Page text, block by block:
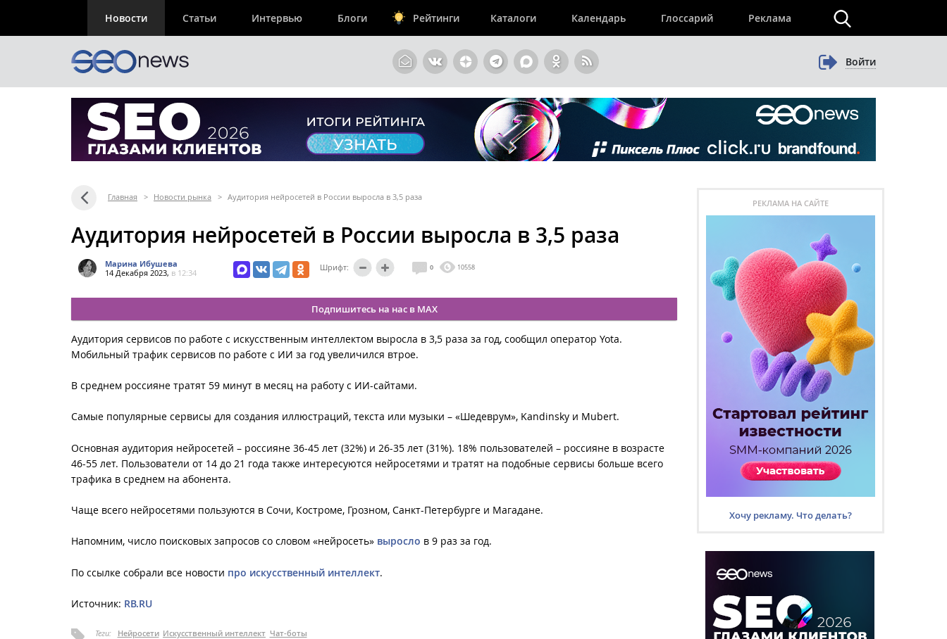
Новости Статьи Интервью Блоги Рейтинги Каталоги Календарь Глоссарий Реклама
Войти
Главная > Новости рынка > Аудитория нейросетей в России выросла в 3,5 раза
Аудитория нейросетей в России выросла в 3,5 раза
Марина Ибушева
14 Декабря 2023, в 12:34
Шрифт: 0 10558
Подпишитесь на нас в MAX
Аудитория сервисов по работе с искусственным интеллектом выросла в 3,5 раза за год, сообщил оператор Yota.
Мобильный трафик сервисов по работе с ИИ за год увеличился втрое.
В среднем россияне тратят 59 минут в месяц на работу с ИИ-сайтами.
Самые популярные сервисы для создания иллюстраций, текста или музыки – «Шедеврум», Kandinsky и Mubert.
Основная аудитория нейросетей – россияне 36-45 лет (32%) и 26-35 лет (31%). 18% пользователей – россияне в возрасте
46-55 лет. Пользователи от 14 до 21 года также интересуются нейросетями и тратят на подобные сервисы больше всего
трафика в среднем на абонента.
Чаще всего нейросетями пользуются в Сочи, Костроме, Грозном, Санкт-Петербурге и Магадане.
Напомним, число поисковых запросов со словом «нейросеть» выросло в 9 раз за год.
По ссылке собрали все новости про искусственный интеллект.
Источник: RB.RU
Теги: Нейросети Искусственный интеллект Чат-боты
РЕКЛАМА НА САЙТЕ
Хочу рекламу. Что делать?